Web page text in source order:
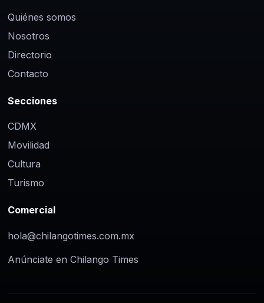
Quiénes somos
Nosotros
Directorio
Contacto
Secciones
CDMX
Movilidad
Cultura
Turismo
Comercial
hola@chilangotimes.com.mx
Anúnciate en Chilango Times